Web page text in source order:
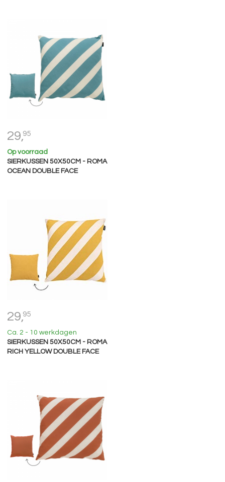
29,95
Op voorraad
SIERKUSSEN 50X50CM - ROMA
OCEAN DOUBLE FACE
29,95
Ca. 2 - 10 werkdagen
SIERKUSSEN 50X50CM - ROMA
RICH YELLOW DOUBLE FACE